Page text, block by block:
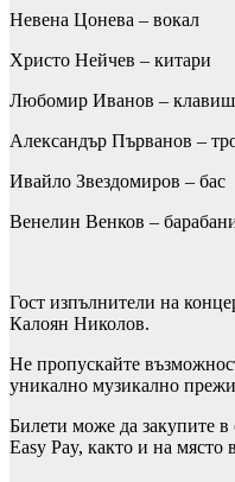
Невена Цонева – вокал
Христо Нейчев – китари
Любомир Иванов –
Александър Първанов –
Ивайло Звездомиров – бас
Венелин Венков –
Гост изпълнители на
Калоян Николов.
Не пропускайте
уникално музикално
Билети може да закупите
Easy Pay, както и на място